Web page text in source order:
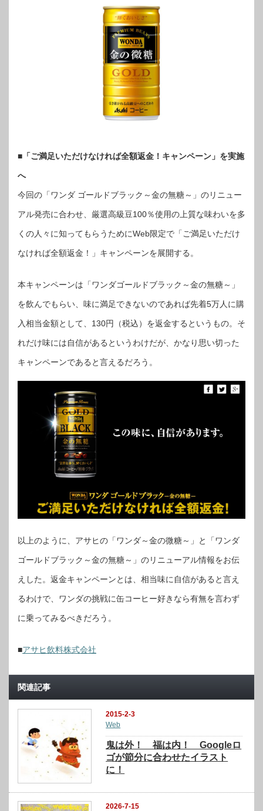
■「ご満足いただけなければ全額返金！キャンペーン」を実施
へ
今回の「ワンダ ゴールドブラック～金の無糖～」のリニュー
アル発売に合わせ、厳選高級豆100％使用の上質な味わいを多
くの人々に知ってもらうためにWeb限定で「ご満足いただけ
なければ全額返金！」キャンペーンを展開する。
本キャンペーンは「ワンダゴールドブラック～金の無糖～」
を飲んでもらい、味に満足できないのであれば先着5万人に購
入相当金額として、130円（税込）を返金するというもの。そ
れだけ味には自信があるというわけだが、かなり思い切った
キャンペーンであると言えるだろう。
以上のように、アサヒの「ワンダ～金の微糖～」と「ワンダ
ゴールドブラック～金の無糖～」のリニューアル情報をお伝
えした。返金キャンペーンとは、相当味に自信があると言え
るわけで、ワンダの挑戦に缶コーヒー好きなら有無を言わず
に乗ってみるべきだろう。
■アサヒ飲料株式会社
関連記事
2015-2-3
Web
鬼は外！ 福は内！ Googleロ
ゴが節分に合わせたイラスト
に！
2026-7-15